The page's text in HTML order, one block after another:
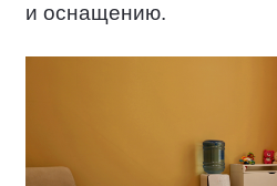
и оснащению.